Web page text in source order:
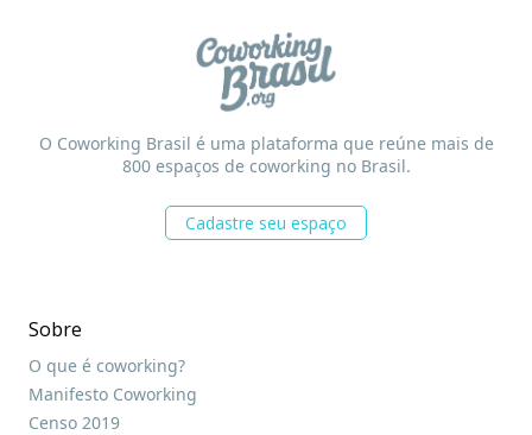
O Coworking Brasil é uma plataforma que reúne mais de
800 espaços de coworking no Brasil.
Cadastre seu espaço
Sobre
O que é coworking?
Manifesto Coworking
Censo 2019